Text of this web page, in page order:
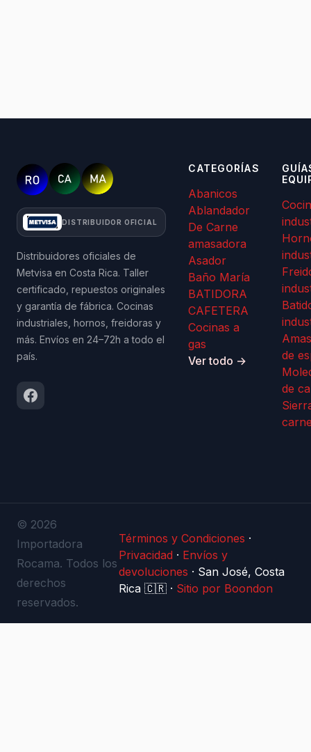
DISTRIBUIDOR OFICIAL
Distribuidores oficiales de
Metvisa en Costa Rica. Taller
certificado, repuestos originales
y garantía de fábrica. Cocinas
industriales, hornos, freidoras y
más. Envíos en 24–72h a todo el
país.
CATEGORÍAS
Abanicos
Ablandador
De Carne
amasadora
Asador
Baño María
BATIDORA
CAFETERA
Cocinas a
gas
Ver todo →
de
de
© 2026
Importadora
Rocama. Todos los
derechos
reservados.
Términos y Condiciones ·
Privacidad · Envíos y
devoluciones · San José, Costa
Rica 🇨🇷 · Sitio por Boondon